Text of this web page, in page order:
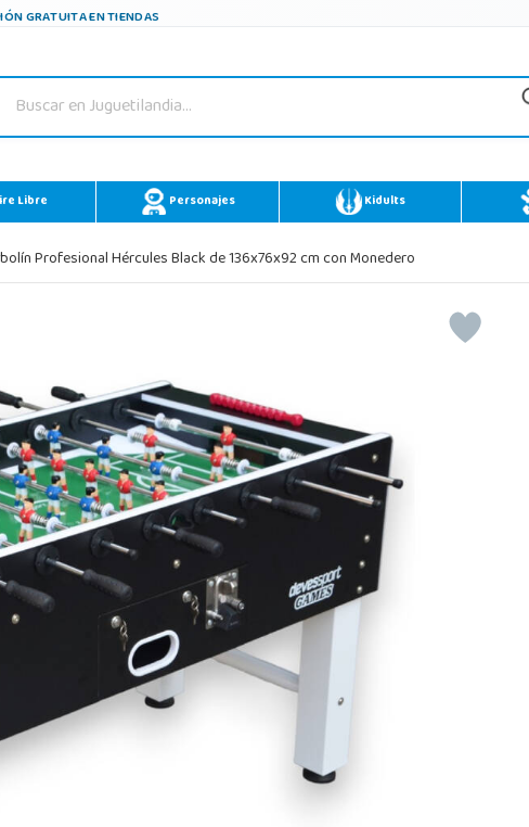
GRATUITA EN TIENDAS
Libre Personajes Kidults
Profesional Hércules Black de 136x76x92 cm con Monedero